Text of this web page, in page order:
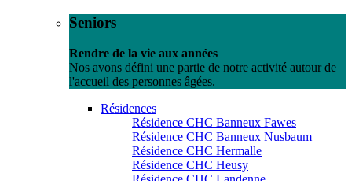
Seniors
Rendre de la vie aux années
Nos avons défini une partie de notre activité autour de
l'accueil des personnes âgées.
Résidences
Résidence CHC Banneux Fawes
Résidence CHC Banneux Nusbaum
Résidence CHC Hermalle
Résidence CHC Heusy